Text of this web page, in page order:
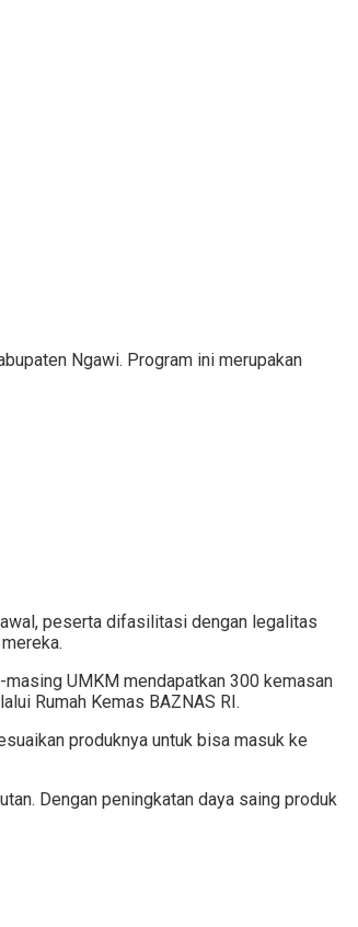
Ngawi. Program ini merupakan
peserta difasilitasi dengan legalitas
UMKM mendapatkan 300 kemasan
Rumah Kemas BAZNAS RI.
produknya untuk bisa masuk ke
Dengan peningkatan daya saing produk